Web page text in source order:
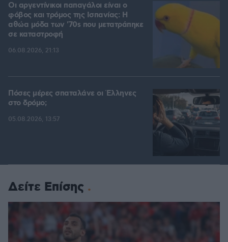
Οι αργεντίνικοι παπαγάλοι είναι ο
φόβος και τρόμος της Ισπανίας: Η
αθώα μόδα των '70s που μετατράπηκε
σε καταστροφή
06.08.2026, 21:13
Πόσες μέρες σπαταλάνε οι Έλληνες
στο δρόμο;
05.08.2026, 13:57
Δείτε Επίσης